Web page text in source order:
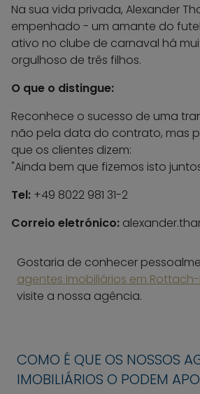
Na sua vida privada, Alexander
empenhado - um amante do
ativo no clube de carnaval há
orgulhoso de três filhos.
O que o distingue:
Reconhece o sucesso de uma
não pela data do contrato, mas
que os clientes dizem:
"Ainda bem que fizemos isto
Tel: +49 8022 981 31-2
Correio eletrónico:
Gostaria de conhecer
agentes imobiliários em Rottach-
visite a nossa agência.
COMO É QUE OS NOSSOS
IMOBILIÁRIOS O PODEM